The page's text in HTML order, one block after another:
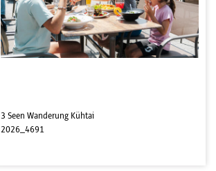
3 Seen Wanderung Kühtai
2026_4691